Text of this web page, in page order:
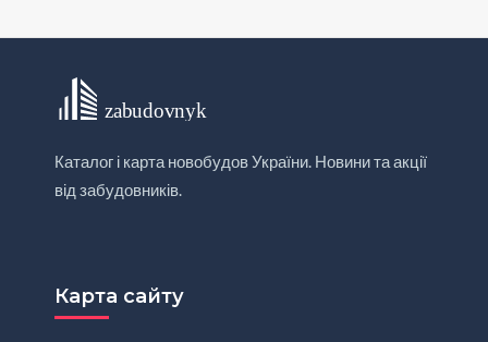
Каталог і карта новобудов України. Новини та акції
від забудовників.
Карта сайту